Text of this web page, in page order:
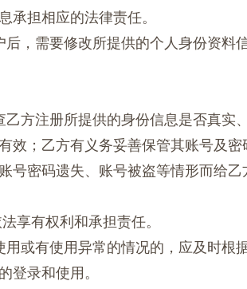
承担相应的法律责任。
，需要修改所提供的个人身份资料
方注册所提供的身份信息是否真实
效；乙方有义务妥善保管其账号及密
号密码遗失、账号被盗等情形而给
享有权利和承担责任。
或有使用异常的情况的，应及时根
登录和使用。